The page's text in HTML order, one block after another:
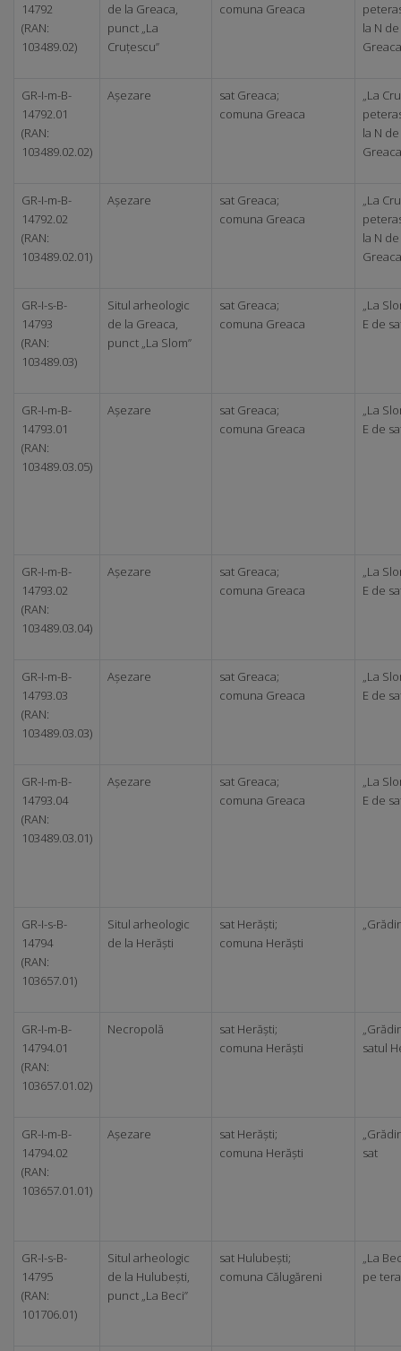
14792
(RAN:
103489.02)
de la Greaca,
punct „La
Cruțescu”
comuna Greaca
la N
Greaca
GR-I-m-B-
14792.01
(RAN:
103489.02.02)
Așezare
sat Greaca;
comuna Greaca
„La
la N
Greaca
GR-I-m-B-
14792.02
(RAN:
103489.02.01)
Așezare
sat Greaca;
comuna Greaca
„La
la N
Greaca
GR-I-s-B-
14793
(RAN:
103489.03)
Situl arheologic
de la Greaca,
punct „La Slom”
sat Greaca;
comuna Greaca
„La
E de
GR-I-m-B-
14793.01
(RAN:
103489.03.05)
Așezare
sat Greaca;
comuna Greaca
„La
E de
GR-I-m-B-
14793.02
(RAN:
103489.03.04)
Așezare
sat Greaca;
comuna Greaca
„La
E de
GR-I-m-B-
14793.03
(RAN:
103489.03.03)
Așezare
sat Greaca;
comuna Greaca
„La
E de
GR-I-m-B-
14793.04
(RAN:
103489.03.01)
Așezare
sat Greaca;
comuna Greaca
„La
E de
GR-I-s-B-
14794
(RAN:
103657.01)
Situl arheologic
de la Herăști
sat Herăști;
comuna Herăști
GR-I-m-B-
14794.01
(RAN:
103657.01.02)
Necropolă
sat Herăști;
comuna Herăști
satul
GR-I-m-B-
14794.02
(RAN:
103657.01.01)
Așezare
sat Herăști;
comuna Herăști
sat
GR-I-s-B-
14795
(RAN:
101706.01)
Situl arheologic
de la Hulubești,
punct „La Beci”
sat Hulubești;
comuna Călugăreni
„La
pe